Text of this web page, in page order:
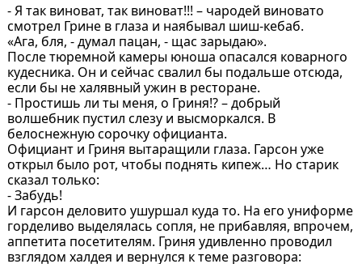
- Я так виноват, так виноват!!! – чародей виновато
смотрел Грине в глаза и наябывал шиш-кебаб.
«Ага, бля, - думал пацан, - щас зарыдаю».
После тюремной камеры юноша опасался коварного
кудесника. Он и сейчас свалил бы подальше отсюда,
если бы не халявный ужин в ресторане.
- Простишь ли ты меня, о Гриня!? – добрый
волшебник пустил слезу и высморкался. В
белоснежную сорочку официанта.
Официант и Гриня вытаращили глаза. Гарсон уже
открыл было рот, чтобы поднять кипеж… Но старик
сказал только:
- Забудь!
И гарсон деловито ушуршал куда то. На его униформе
горделиво выделялась сопля, не прибавляя, впрочем,
аппетита посетителям. Гриня удивленно проводил
взглядом халдея и вернулся к теме разговора: